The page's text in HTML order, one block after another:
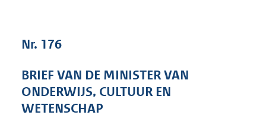
e
:
Nr. 176
BRIEF VAN DE MINISTER VAN
ONDERWIJS, CULTUUR EN
WETENSCHAP